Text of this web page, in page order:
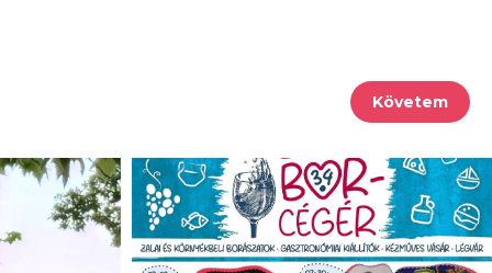
Követem